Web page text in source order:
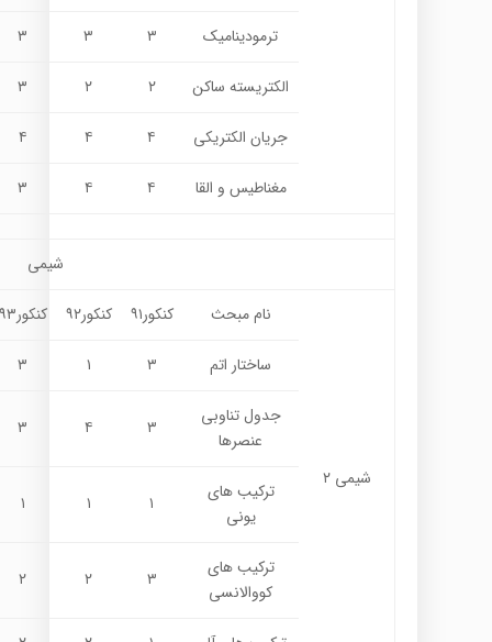
ترمودینامیک ۳ ۳ ۳
الکتریسته ساکن ۲ ۲ ۳
جریان الکتریکی ۴ ۴ ۴
مغناطیس و القا ۴ ۴ ۳
شیمی
شیمی ۲
نام مبحث کنکور۹۱ کنکور۹۲ کنکور۹۳
ساختار اتم ۳ ۱ ۳
جدول تناوبی
عنصرها
۳ ۴ ۳
ترکیب های
یونی
۱ ۱ ۱
ترکیب های
کووالانسی
۳ ۲ ۲